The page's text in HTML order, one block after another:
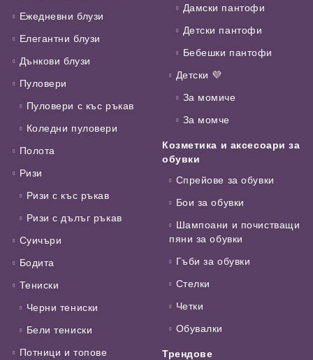
Ежедневни блузи
Елегантни блузи
Дънкови блузи
Пуловери
Пуловери с къс ръкав
Коледни пуловери
Полота
Ризи
Ризи с къс ръкав
Ризи с дълъг ръкав
Суичъри
Бодита
Тениски
Черни тениски
Бели тениски
Потници и топове
Дамски пантофи
Детски пантофи
Бебешки пантофи
Детски 💜
За момиче
За момче
Козметика и аксесоари за
обувки
Спрейове за обувки
Бои за обувки
Шампоани и почистващи
пяни за обувки
Гъби за обувки
Стелки
Четки
Обувалки
Трендове